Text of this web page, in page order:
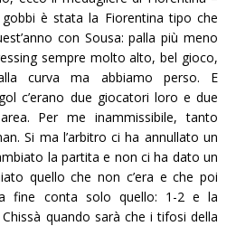
è stata la Fiorentina tipo che
con Sousa: palla più meno
sempre molto alto, bel gioco,
curva ma abbiamo perso. E
c’erano due giocatori loro e due
Per me inammissibile, tanto
Si ma l’arbitro ci ha annullato un
la partita e non ci ha dato un
quello che non c’era e che poi
fine conta solo quello: 1-2 e la
quando sarà che i tifosi della